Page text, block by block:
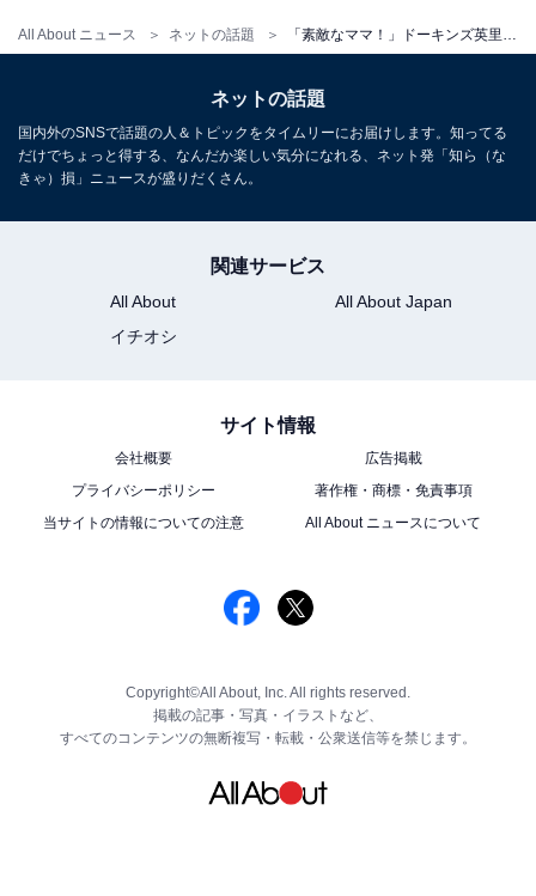
All About ニュース ネットの話題
ネットの話題
国内外のSNSで話題の人＆トピックをタイムリーにお届けします。知ってる
だけでちょっと得する、なんだか楽しい気分になれる、ネット発「知ら（な
きゃ）損」ニュースが盛りだくさん。
関連サービス
All About
All About Japan
イチオシ
サイト情報
会社概要
広告掲載
プライバシーポリシー
著作権・商標・免責事項
当サイトの情報についての注意
All About ニュースについて
Copyright©All About, Inc. All rights reserved.
掲載の記事・写真・イラストなど、
すべてのコンテンツの無断複写・転載・公衆送信等を禁じます。